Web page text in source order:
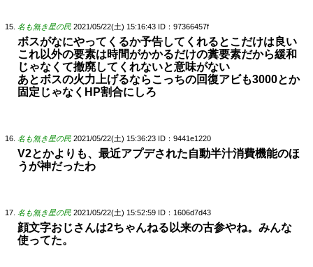
名も無き星の民 2021/05/22(土) 15:16:43 ID：97366457f
ボスがなにやってくるか予告してくれるとこだけは良い
これ以外の要素は時間がかかるだけの糞要素だから緩和
じゃなくて撤廃してくれないと意味がない
あとボスの火力上げるならこっちの回復アビも3000とか
固定じゃなくHP割合にしろ
名も無き星の民 2021/05/22(土) 15:36:23 ID：9441e1220
V2とかよりも、最近アプデされた自動半汁消費機能のほ
うが神だったわ
名も無き星の民 2021/05/22(土) 15:52:59 ID：1606d7d43
顔文字おじさんは2ちゃんねる以来の古参やね。みんな
使ってた。